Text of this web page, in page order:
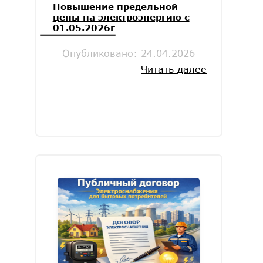
Повышение предельной
цены на электроэнергию с
01.05.2026г
Опубликовано: 24.04.2026
Читать далее